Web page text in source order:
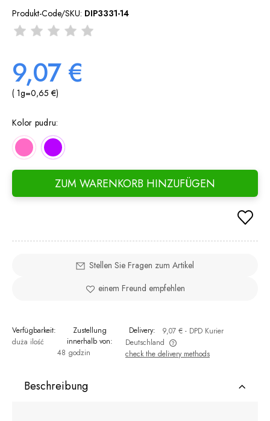
Produkt-Code/SKU: DIP3331-14
9,07 €
( 1g=0,65 €)
Kolor pudru:
ZUM WARENKORB HINZUFÜGEN
Stellen Sie Fragen zum Artikel
einem Freund empfehlen
Verfügbarkeit:
duża ilość
Zustellung
innerhalb von:
48 godzin
Delivery: 9,07 € - DPD Kurier
Deutschland
The price does not include any possible payment costs
check the delivery methods
Beschreibung